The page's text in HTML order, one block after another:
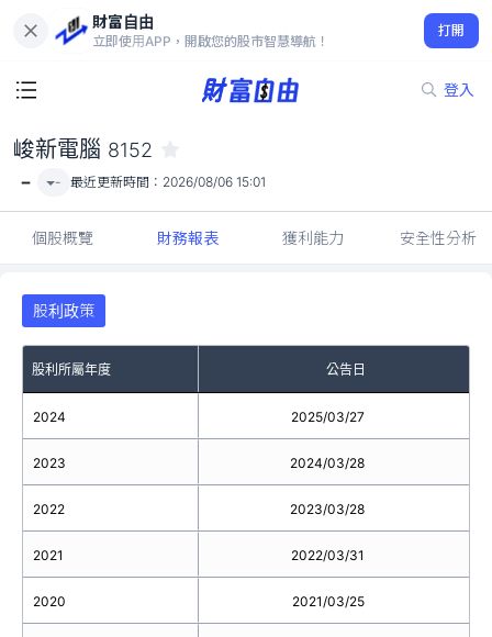
財富自由
立即使用APP，開啟您的股市智慧導航！
打開
登入
-
峻新電腦 8152
- - 最近更新時間： 2026/08/06 15:01
個股概覽 財務報表 獲利能力 安全性分析
股利政策
股利所屬年度 公告日
2024
2023
2022
2021
2020
2025/03/27
2024/03/28
2023/03/28
2022/03/31
2021/03/25